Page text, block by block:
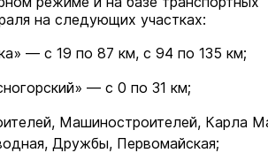
на следующих участках:
— с 19 по 87 км, с 94 по 135 км;
— с 0 по 31 км;
Машиностроителей, Карла
Дружбы, Первомайская;